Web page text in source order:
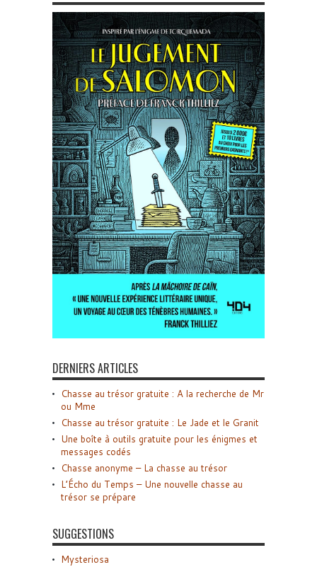
DERNIERS ARTICLES
Chasse au trésor gratuite : A la recherche de Mr
ou Mme
Chasse au trésor gratuite : Le Jade et le Granit
Une boîte à outils gratuite pour les énigmes et
messages codés
Chasse anonyme – La chasse au trésor
L’Écho du Temps – Une nouvelle chasse au
trésor se prépare
SUGGESTIONS
Mysteriosa